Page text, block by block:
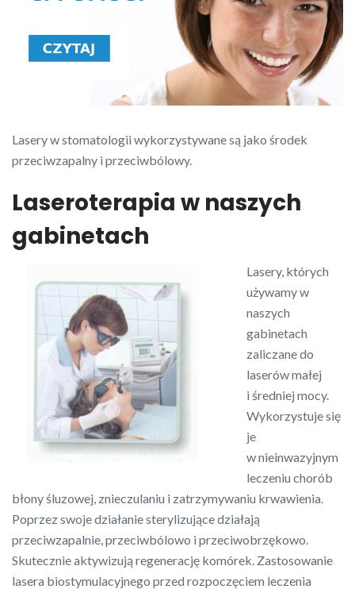
Lasery w stomatologii wykorzystywane są jako środek
przeciwzapalny i przeciwbólowy.
Laseroterapia w naszych
gabinetach
Lasery, których
używamy w
naszych
gabinetach
zaliczane do
laserów małej
i średniej mocy.
Wykorzystuje się
je
w nieinwazyjnym
leczeniu chorób
błony śluzowej, znieczulaniu i zatrzymywaniu krwawienia.
Poprzez swoje działanie sterylizujące działają
przeciwzapalnie, przeciwbólowo i przeciwobrzękowo.
Skutecznie aktywizują regenerację komórek. Zastosowanie
lasera biostymulacyjnego przed rozpoczęciem leczenia